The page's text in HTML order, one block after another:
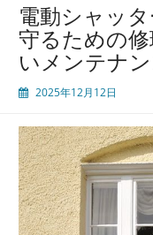
の
安
全
な
利
と
修
理
業
者
選
電動シャッ
守るための
いメンテナ
2025年12月12日